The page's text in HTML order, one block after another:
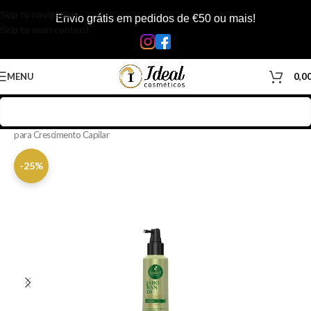
Skip to navigationEnvio grátis em pedidos de €50 ou mais!
MENU
para Crescimento Capilar
-25%